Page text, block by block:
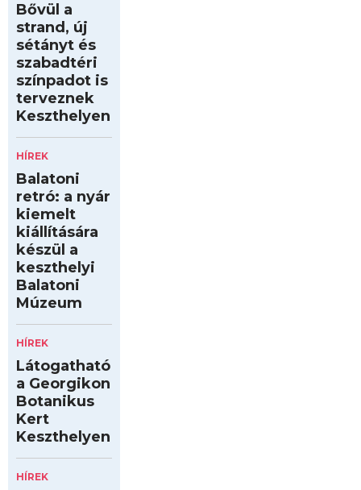
Bővül a
strand, új
sétányt és
szabadtéri
színpadot is
terveznek
Keszthelyen
HÍREK
Balatoni
retró: a nyár
kiemelt
kiállítására
készül a
keszthelyi
Balatoni
Múzeum
HÍREK
Látogatható
a Georgikon
Botanikus
Kert
Keszthelyen
HÍREK